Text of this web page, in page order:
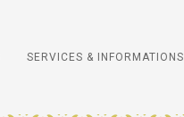
SERVICES & INFORMATIONS